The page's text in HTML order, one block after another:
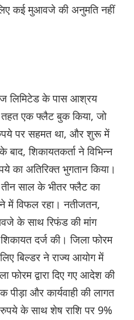
कई मुआवजे की अनुमति नहीं
लिमिटेड के पास आश्रय
एक फ्लैट बुक किया, जो
पर सहमत था, और शुरू में
शिकायतकर्ता ने विभिन्न
का अतिरिक्त भुगतान किया।
साल के भीतर फ्लैट का
में विफल रहा। नतीजतन,
के साथ रिफंड की मांग
दर्ज की। जिला फोरम
बिल्डर ने राज्य आयोग में
फोरम द्वारा दिए गए आदेश की
पीड़ा और कार्यवाही की लागत
के साथ शेष राशि पर 9%